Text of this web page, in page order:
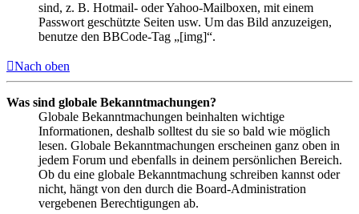
sind, z. B. Hotmail- oder Yahoo-Mailboxen, mit einem
Passwort geschützte Seiten usw. Um das Bild anzuzeigen,
benutze den BBCode-Tag „[img]“.
Nach oben
Was sind globale Bekanntmachungen?
Globale Bekanntmachungen beinhalten wichtige
Informationen, deshalb solltest du sie so bald wie möglich
lesen. Globale Bekanntmachungen erscheinen ganz oben in
jedem Forum und ebenfalls in deinem persönlichen Bereich.
Ob du eine globale Bekanntmachung schreiben kannst oder
nicht, hängt von den durch die Board-Administration
vergebenen Berechtigungen ab.